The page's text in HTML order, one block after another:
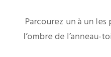
Parcourez un à un
l’ombre de l’anneau-